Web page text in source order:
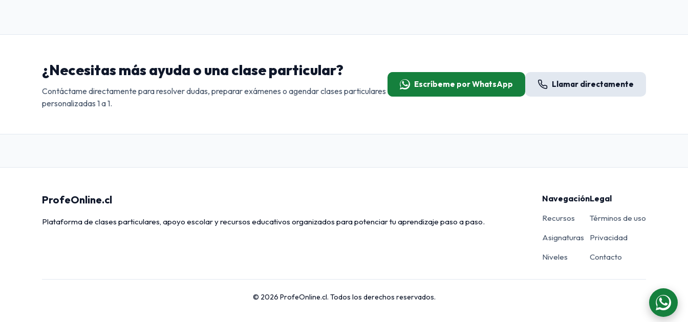
¿Necesitas más ayuda o una clase particular?
Contáctame directamente para resolver dudas, preparar exámenes o agendar clases particulares
personalizadas 1 a 1.
Escríbeme por WhatsApp Llamar directamente
ProfeOnline.cl
Plataforma de clases particulares, apoyo escolar y recursos educativos organizados para potenciar tu aprendizaje paso a paso.
Navegación
Recursos
Asignaturas
Niveles
Legal
Términos de uso
Privacidad
Contacto
© 2026 ProfeOnline.cl. Todos los derechos reservados.